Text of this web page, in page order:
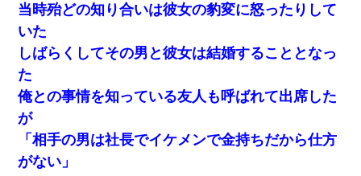
当時殆どの知り合いは彼女の豹変に怒ったりして
いた
しばらくしてその男と彼女は結婚することとなっ
た
俺との事情を知っている友人も呼ばれて出席した
が
「相手の男は社長でイケメンで金持ちだから仕方
がない」